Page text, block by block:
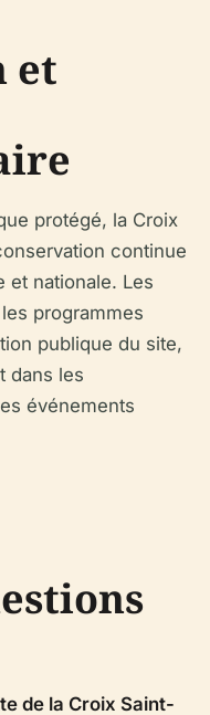
et
protégé, la Croix
continue
et nationale. Les
programmes
publique du site,
dans les
événements
de la Croix Saint-